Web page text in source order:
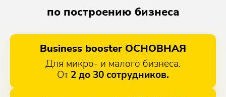
по построению бизнеса
Business booster ОСНОВНАЯ
Для микро- и малого бизнеса.
От2 до 30 сотрудников.